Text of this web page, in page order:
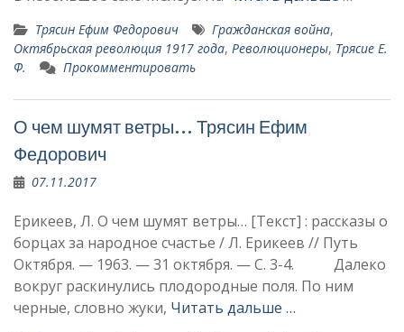
Трясин Ефим Федорович Гражданская война,
Октябрьская революция 1917 года, Революционеры, Трясие Е.
Ф.
Прокомментировать
О чем шумят ветры… Трясин Ефим
Федорович
07.11.2017
Ерикеев, Л. О чем шумят ветры… [Текст] : рассказы о
борцах за народное счастье / Л. Ерикеев // Путь
Октября. — 1963. — 31 октября. — С. 3-4. Далеко
вокруг раскинулись плодородные поля. По ним
черные, словно жуки, Читать дальше …